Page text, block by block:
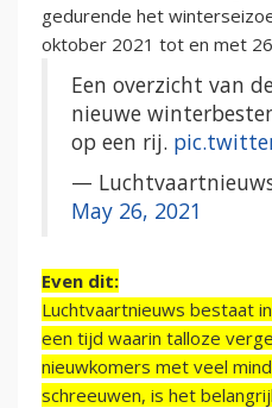
gedurende het
oktober 2021 tot en met
Een overzicht van
nieuwe
op een rij.
—
May 26, 2021
Even dit:
Luchtvaartnieuws bestaat
een tijd waarin talloze
nieuwkomers met veel
schreeuwen, is het